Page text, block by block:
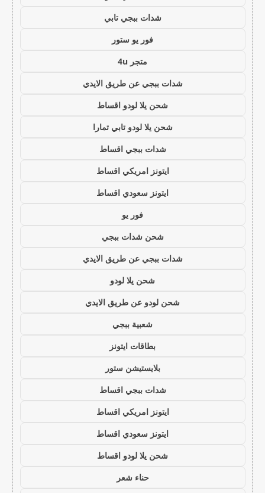
شدات ببجي تابي
فور يو ستور
متجر 4u
شدات ببجي عن طريق الايدي
شحن يلا لودو اقساط
شحن يلا لودو تابي تمارا
شدات ببجي اقساط
ايتونز امريكي اقساط
ايتونز سعودي اقساط
فور يو
شحن شدات ببجي
شدات ببجي عن طريق الايدي
شحن يلا لودو
شحن لودو عن طريق الايدي
شعبية ببجي
بطاقات ايتونز
بلايستيشن ستور
شدات ببجي اقساط
ايتونز امريكي اقساط
ايتونز سعودي اقساط
شحن يلا لودو اقساط
حناء شعر